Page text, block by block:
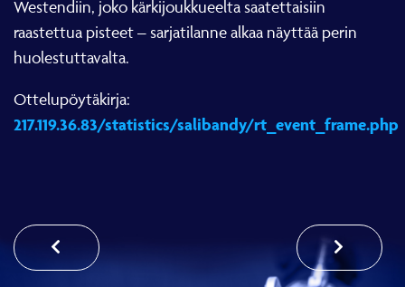
Westendiin, joko kärkijoukkueelta saatettaisiin
raastettua pisteet – sarjatilanne alkaa näyttää perin
huolestuttavalta.
Ottelupöytäkirja:
217.119.36.83/statistics/salibandy/rt_event_frame.php